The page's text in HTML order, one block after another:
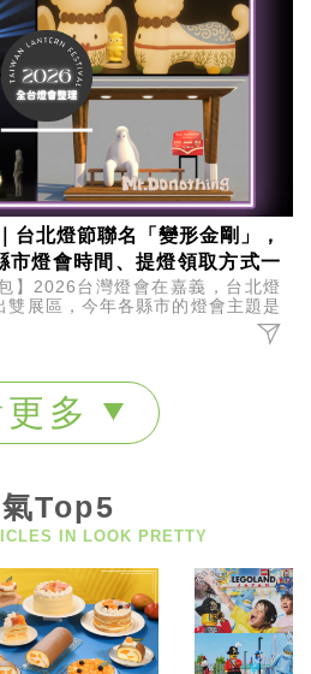
台北燈節聯名「變形金剛」，
市燈會時間、提燈領取方式一
】2026台灣燈會在嘉義，台北燈
展區，今年各縣市的燈會主題是
往下看！
更多
Top5
IN LOOK PRETTY